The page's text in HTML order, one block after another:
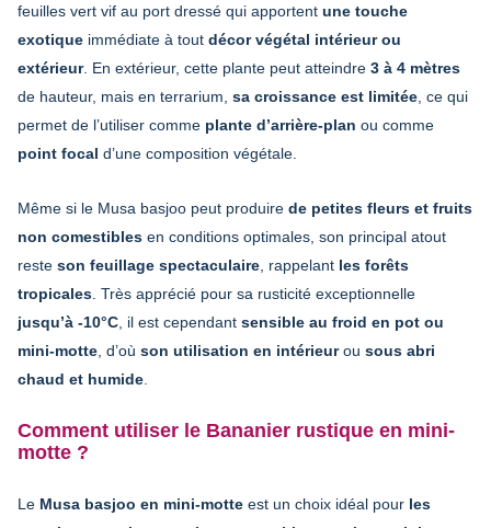
feuilles vert vif au port dressé qui apportent une touche
exotique immédiate à tout décor végétal intérieur ou
extérieur. En extérieur, cette plante peut atteindre 3 à 4 mètres
de hauteur, mais en terrarium, sa croissance est limitée , ce qui
permet de l’utiliser comme plante d’arrière-plan ou comme
point focal d’une composition végétale.
Même si le Musa basjoo peut produire de petites fleurs et fruits
non comestibles en conditions optimales, son principal atout
reste son feuillage spectaculaire , rappelant les forêts
tropicales . Très apprécié pour sa rusticité exceptionnelle
jusqu’à -10°C , il est cependant sensible au froid en pot ou
mini-motte , d’où son utilisation en intérieurou sous abri
chaud et humide
Comment utiliser le Bananier rustique en mini-
motte ?
Le Musa basjoo en mini-motte est un choix idéal pour les